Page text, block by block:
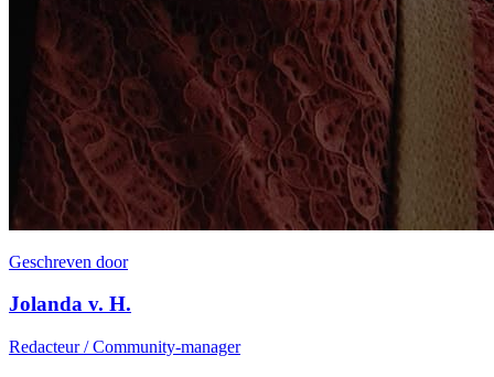
Geschreven door
Jolanda v. H.
Redacteur / Community-manager